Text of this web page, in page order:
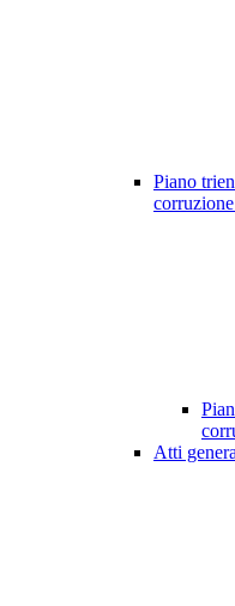
Piano
Atti